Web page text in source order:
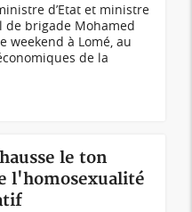
d’Etat et ministre
de brigade Mohamed
weekend à Lomé, au
de la
le ton
l'homosexualité